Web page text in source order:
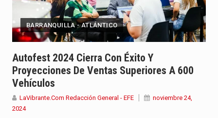
BARRANQUILLA - ATLÁNTICO
Autofest 2024 Cierra Con Éxito Y
Proyecciones De Ventas Superiores A 600
Vehículos
LaVibrante.Com Redacción General - EFE
noviembre 24,
2024